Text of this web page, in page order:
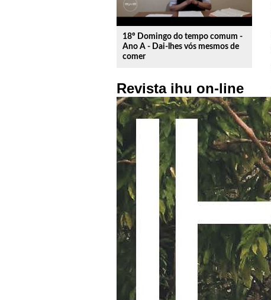
18º Domingo do tempo comum -
Ano A - Dai-lhes vós mesmos de
comer
Revista ihu on-line